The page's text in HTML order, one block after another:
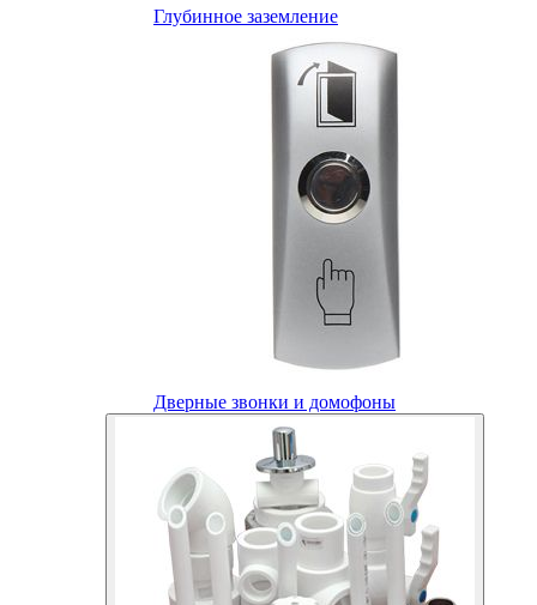
Глубинное заземление
Дверные звонки и домофоны